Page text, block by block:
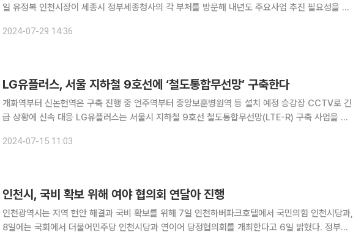
일 유정복 인천시장이 세종시 정부세종청사의 각 부처를 방문해 내년도 주요사업 추진 필요성을 설
행정안전부, 보건복지부, 대도시광역교통위원회 등을 방문해 총 8건
2024-07-29 14:36
LG유플러스, 서울 지하철 9호선에 ‘철도통합무선망’ 구축한다
개화역부터 신논현역은 구축 진행 중 언주역부터 중앙보훈병원역 등 설치 예정 승강장 CCTV로 긴
급 상황에 신속 대응 LG유플러스는 서울시 지하철 9호선 철도통합무선망(LTE-R) 구축 사업을 단
철도 환경에 최적화한 무선통신 통합 시스템이다. 기관사
2024-07-15 11:03
인천시, 국비 확보 위해 여야 협의회 연달아 진행
인천광역시는 지역 현안 해결과 국비 확보를 위해 7일 인천하버파크호텔에서 국민의힘 인천시당과,
8일에는 국회에서 더불어민주당 인천시당과 연이어 당정협의회를 개최한다고 6일 밝혔다. 정부가